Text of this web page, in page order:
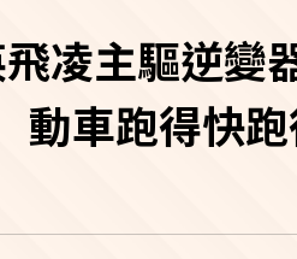
凌主驅逆變
動車跑得快